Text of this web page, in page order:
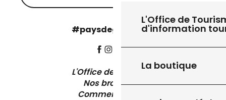
L'Office de
d'information
La boutique
#paysdegourdon !
L'Office de Tourisme
Nos brochures
Comment venir ?